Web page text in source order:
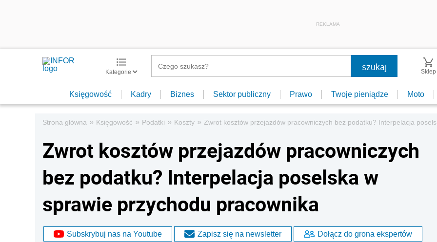
REKLAMA
Kategorie Sklep
Księgowość Kadry Biznes Sektor publiczny Prawo Twoje pieniądze Moto
Strona główna » Księgowość » Podatki » Koszty » Zwrot kosztów przejazdów pracowniczych bez podatku? Interpelacja
Zwrot kosztów przejazdów pracowniczych
bez podatku? Interpelacja poselska w
sprawie przychodu pracownika
Subskrybuj nas na Youtube Zapisz się na newsletter Dołącz do grona ekspertów